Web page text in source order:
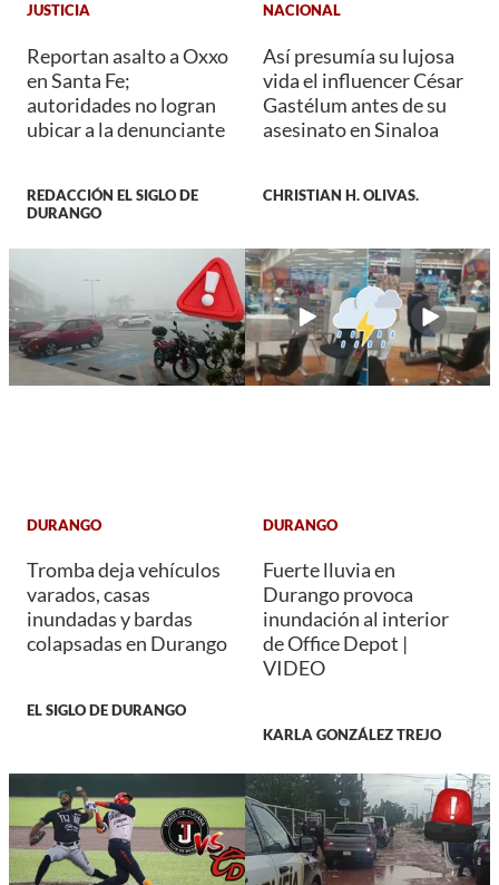
JUSTICIA
Reportan asalto a Oxxo
en Santa Fe;
autoridades no logran
ubicar a la denunciante
REDACCIÓN EL SIGLO DE
DURANGO
NACIONAL
Así presumía su lujosa
vida el influencer César
Gastélum antes de su
asesinato en Sinaloa
CHRISTIAN H. OLIVAS.
DURANGO
Tromba deja vehículos
varados, casas
inundadas y bardas
colapsadas en Durango
EL SIGLO DE DURANGO
DURANGO
Fuerte lluvia en
Durango provoca
inundación al interior
de Office Depot |
VIDEO
KARLA GONZÁLEZ TREJO